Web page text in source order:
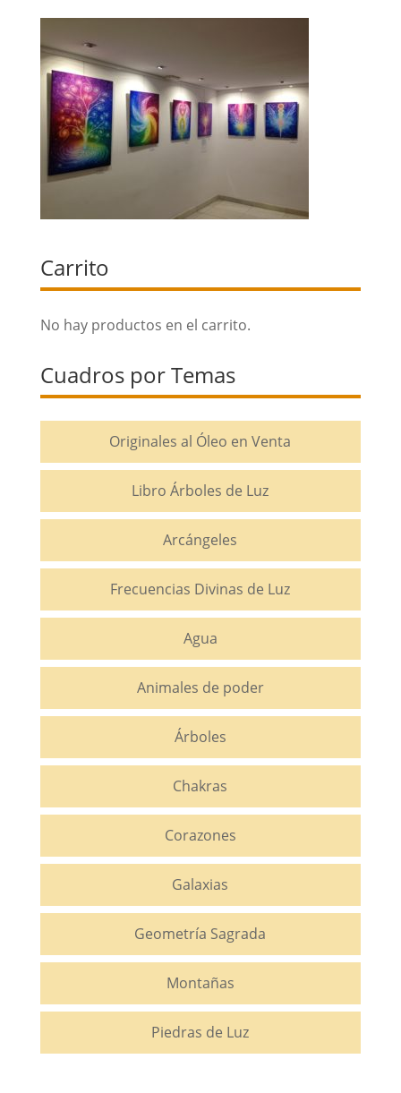
Carrito
No hay productos en el carrito.
Cuadros por Temas
Originales al Óleo en Venta
Libro Árboles de Luz
Arcángeles
Frecuencias Divinas de Luz
Agua
Animales de poder
Árboles
Chakras
Corazones
Galaxias
Geometría Sagrada
Montañas
Piedras de Luz